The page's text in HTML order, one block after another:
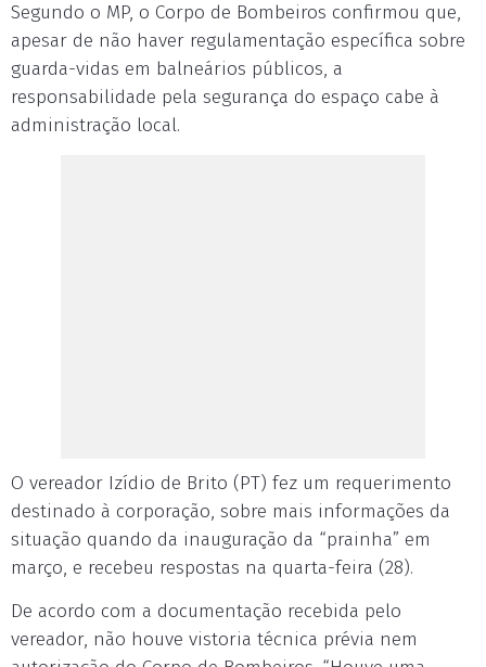
Segundo o MP, o Corpo de Bombeiros confirmou que,
apesar de não haver regulamentação específica sobre
guarda-vidas em balneários públicos, a
responsabilidade pela segurança do espaço cabe à
administração local.
O vereador Izídio de Brito (PT) fez um requerimento
destinado à corporação, sobre mais informações da
situação quando da inauguração da “prainha” em
março, e recebeu respostas na quarta-feira (28).
De acordo com a documentação recebida pelo
vereador, não houve vistoria técnica prévia nem